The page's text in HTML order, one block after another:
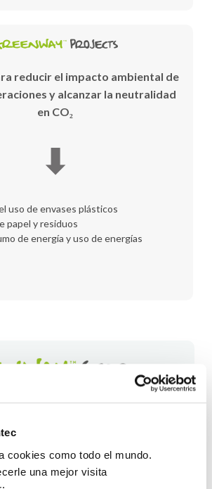
cookies como todo el mundo.
una mejor visita
reducir el impacto ambiental de
y alcanzar la neutralidad
en CO₂
⬇
uso de envases plásticos
papel y residuos
de energía y uso de energías
el producto más sostenible
y comparación del
es una forma de calcular el impacto
de nuestros productos